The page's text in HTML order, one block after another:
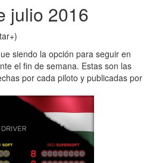
julio 2016
siendo la opción para seguir en
el fin de semana. Estas son las
por cada piloto y publicadas por